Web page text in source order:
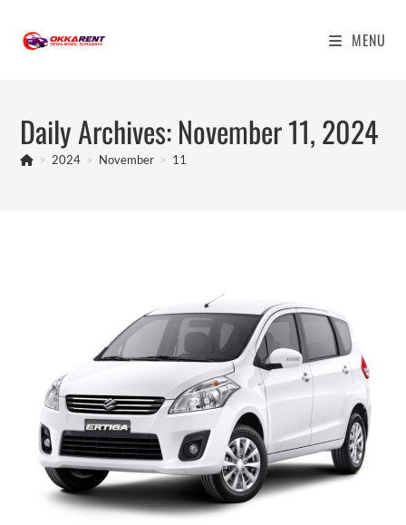
content
MENU
Daily Archives: November 11, 2024
> 2024 > November > 11